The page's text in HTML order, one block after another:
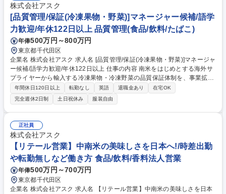
CCP、SSOP、GMP等の品質マネジメント、手順書策定や現場教育、取引
先や行政の監査対応、クレーム原因調査やCAPAの構築、法規制適合確認
を遂行。 ■チームのマネジメントや製造部門と連携した品質改善、経営層
への報告も担います。 募集職種 富津勤務【品質管理・品質保証】富津プ
ラント本格稼働による新規募集
株式会社アスク
[品質管理/保証(冷凍果物・野菜)]マネージャー候補/語学
力歓迎/年休122日以上 品質管理(食品/飲料/たばこ)
年俸500万円～800万円
東京都千代田区
企業名 株式会社アスク 求人名 [品質管理/保証(冷凍果物・野菜)]マネージャ
ー候補/語学力歓迎/年休122日以上 仕事の内容 南米をはじめとする海外サ
プライヤーから輸入する冷凍果物・冷凍野菜の品質保証体制を、事業拡大
に伴い、さらに強固でスケール可能なものへとアップデートしていただく
マネージャー職を募集いたします。 【業務詳細】 1.事業拡大に伴う品質
保証体制・仕組みの再構築 2.海外サプライヤー（主に南米等）の管理・指
導 3.トラブル発生時の原因究明と是正処置（CAPA対応） 4.国内外の法規
制・認証対応 5.組織の拡大とメンバー育成 募集職種 [品質管理/保証(冷凍
果物・野菜)]マネージャー候補/語学力歓迎/年休122日以上
年間休日120日以上 転勤なし 英語 退職金あり
在宅OK
完全週休2日制
土日祝休み 服装自由
正社員
株式会社アスク
【リテール営業】中南米の美味しさを日本へ!/時差出勤
や転勤無しなど働き方 食品/飲料/香料法人営業
年俸500万円～700万円
東京都千代田区
企業名 株式会社アスク 求人名 【リテール営業】中南米の美味しさを日本